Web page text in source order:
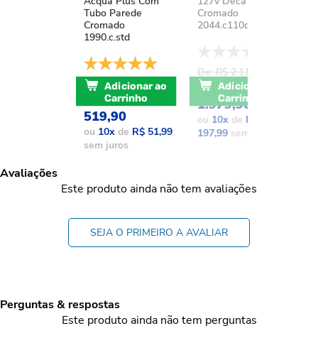
Tubo Parede
Cromado
1990.c.std
De: R$ 741,17
POR: R$
519,90
ou 10xde R$ 51,99
sem juros
Adicionar ao
Carrinho
Cromado
2044.c110d.aqc
De: R$ 2.111,37
POR: R$
1.979,90
ou 10xde R$
197,99sem juros
Adicionar ao
Carrinho
Avaliações
Este produto ainda não tem avaliações
SEJA O PRIMEIRO A AVALIAR
Perguntas & respostas
Este produto ainda não tem perguntas